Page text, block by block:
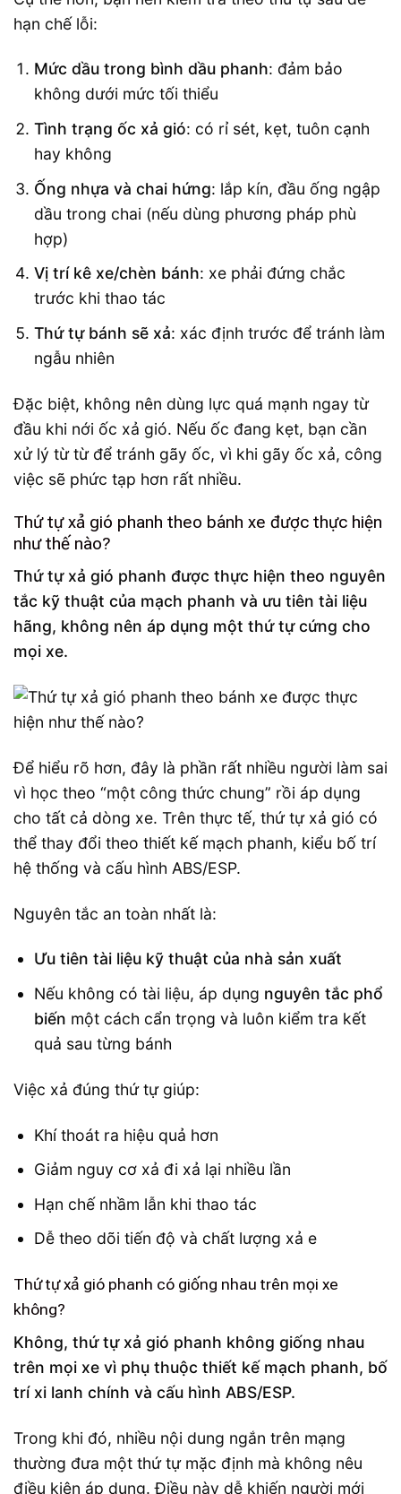
hạn chế lỗi:
Mức dầu trong bình dầu phanh: đảm bảo
không dưới mức tối thiểu
Tình trạng ốc xả gió: có rỉ sét, kẹt, tuôn cạnh
hay không
Ống nhựa và chai hứng: lắp kín, đầu ống ngập
dầu trong chai (nếu dùng phương pháp phù
hợp)
Vị trí kê xe/chèn bánh: xe phải đứng chắc
trước khi thao tác
Thứ tự bánh sẽ xả: xác định trước để tránh làm
ngẫu nhiên
Đặc biệt, không nên dùng lực quá mạnh ngay từ
đầu khi nới ốc xả gió. Nếu ốc đang kẹt, bạn cần
xử lý từ từ để tránh gãy ốc, vì khi gãy ốc xả, công
việc sẽ phức tạp hơn rất nhiều.
Thứ tự xả gió phanh theo bánh xe được thực hiện
như thế nào?
Thứ tự xả gió phanh được thực hiện theo nguyên
tắc kỹ thuật của mạch phanh và ưu tiên tài liệu
hãng, không nên áp dụng một thứ tự cứng cho
mọi xe.
Để hiểu rõ hơn, đây là phần rất nhiều người làm sai
vì học theo “một công thức chung” rồi áp dụng
cho tất cả dòng xe. Trên thực tế, thứ tự xả gió có
thể thay đổi theo thiết kế mạch phanh, kiểu bố trí
hệ thống và cấu hình ABS/ESP.
Nguyên tắc an toàn nhất là:
Ưu tiên tài liệu kỹ thuật của nhà sản xuất
Nếu không có tài liệu, áp dụng nguyên tắc phổ
biến một cách cẩn trọng và luôn kiểm tra kết
quả sau từng bánh
Việc xả đúng thứ tự giúp:
Khí thoát ra hiệu quả hơn
Giảm nguy cơ xả đi xả lại nhiều lần
Hạn chế nhầm lẫn khi thao tác
Dễ theo dõi tiến độ và chất lượng xả e
Thứ tự xả gió phanh có giống nhau trên mọi xe
không?
Không, thứ tự xả gió phanh không giống nhau
trên mọi xe vì phụ thuộc thiết kế mạch phanh, bố
trí xi lanh chính và cấu hình ABS/ESP.
Trong khi đó, nhiều nội dung ngắn trên mạng
thường đưa một thứ tự mặc định mà không nêu
điều kiện áp dụng. Điều này dễ khiến người mới